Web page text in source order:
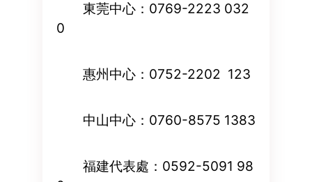
東莞中心：0769-2223 032
0
惠州中心：0752-2202 123
中山中心：0760-8575 1383
福建代表處：0592-5091 98